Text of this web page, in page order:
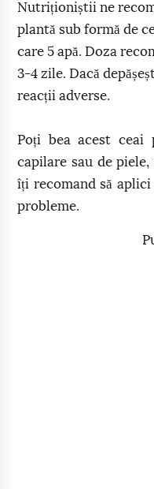
Nutriționiștii ne
plantă sub formă de
care 5 apă. Doza
3-4 zile. Dacă
reacții adverse.
Poți bea acest ceai
capilare sau de
îți recomand să
probleme.